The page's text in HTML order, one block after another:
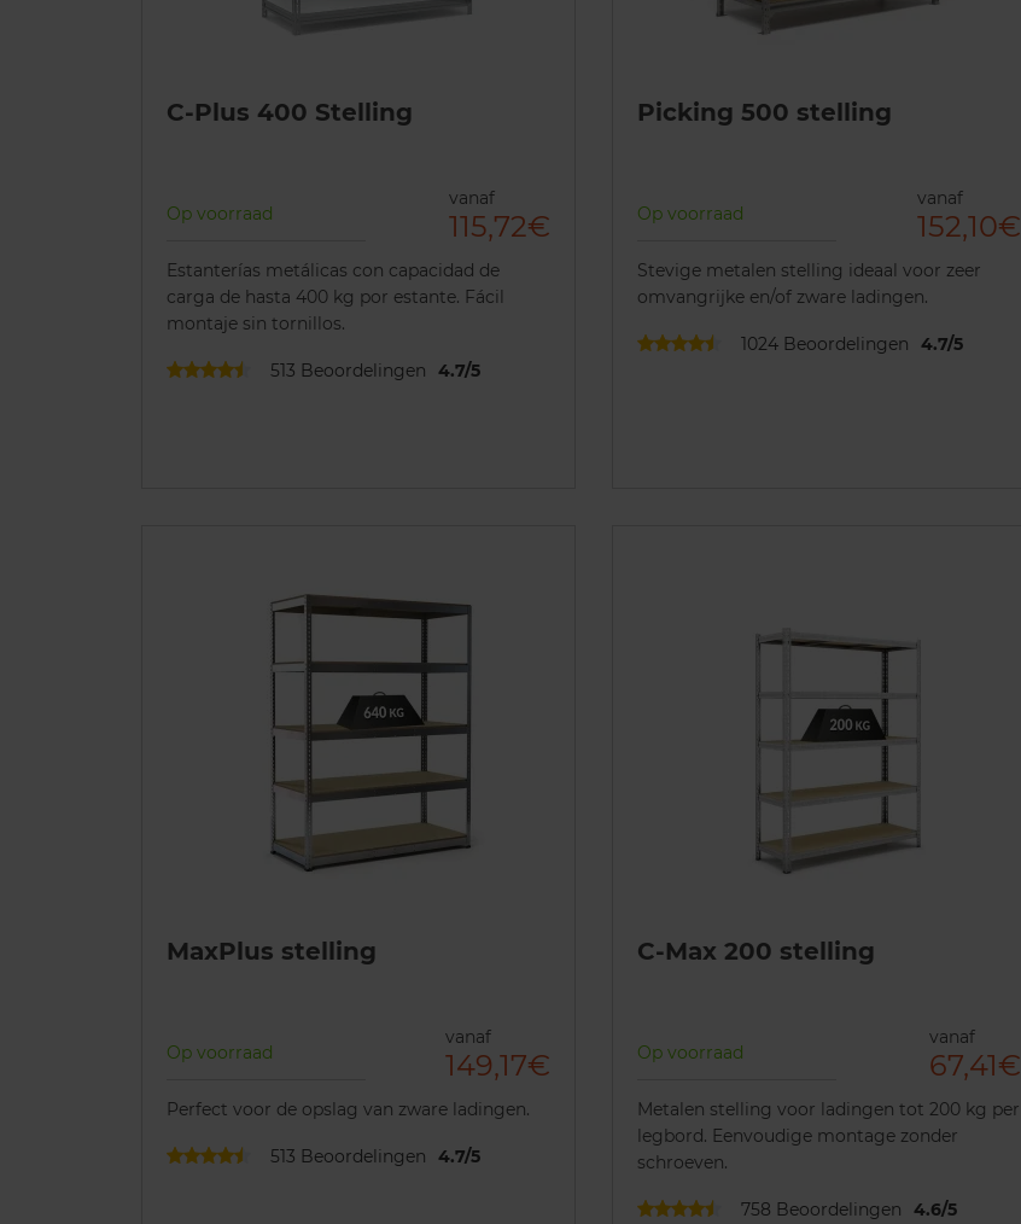
C-Plus 400 Stelling
Op voorraad
vanaf
115,72€
Estanterías metálicas con capacidad de
carga de hasta 400 kg por estante. Fácil
montaje sin tornillos.
513 Beoordelingen 4.7/5
Picking 500 stelling
Op voorraad
vanaf
152,10€
Stevige metalen stelling ideaal voor zeer
omvangrijke en/of zware ladingen.
1024 Beoordelingen 4.7/5
MaxPlus stelling
Op voorraad
vanaf
149,17€
Perfect voor de opslag van zware ladingen.
513 Beoordelingen 4.7/5
C-Max 200 stelling
Op voorraad
vanaf
67,41€
Metalen stelling voor ladingen tot 200 kg per
legbord. Eenvoudige montage zonder
schroeven.
758 Beoordelingen 4.6/5